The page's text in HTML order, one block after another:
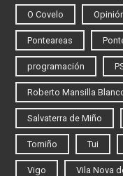
O Covelo
Ponteareas
programación
Roberto Mansilla
Salvaterra de Miño
Tomiño Tui
Vigo Vila Nova